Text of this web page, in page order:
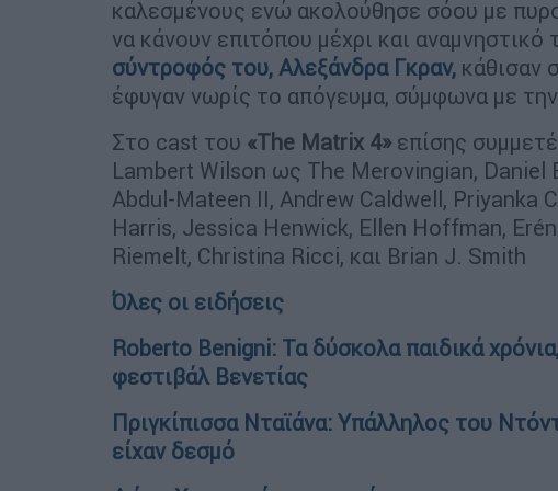
καλεσμένους ενώ ακολούθησε σόου με
να κάνουν επιτόπου μέχρι και
σύντροφός του, Αλεξάνδρα Γκραν, κάθισαν
έφυγαν νωρίς το απόγευμα, σύμφωνα με
Στο cast του «The Matrix 4» επίσης
Lambert Wilson ως The Merovingian, Daniel
Abdul-Mateen II, Andrew Caldwell, Priyanka
Harris, Jessica Henwick, Ellen Hoffman,
Riemelt, Christina Ricci, και Brian J. Smith
Όλες οι ειδήσεις
Roberto Benigni: Τα δύσκολα παιδικά
φεστιβάλ Βενετίας
Πριγκίπισσα Νταϊάνα: Υπάλληλος του
είχαν δεσμό